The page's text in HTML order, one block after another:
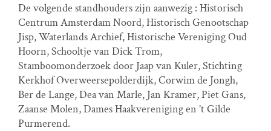
De volgende standhouders zijn aanwezig : Historisch
Centrum Amsterdam Noord, Historisch Genootschap
Jisp, Waterlands Archief, Historische Vereniging Oud
Hoorn, Schooltje van Dick Trom,
Stamboomonderzoek door Jaap van Kuler, Stichting
Kerkhof Overweersepolderdijk, Corwim de Jongh,
Ber de Lange, Dea van Marle, Jan Kramer, Piet Gans,
Zaanse Molen, Dames Haakvereniging en ’t Gilde
Purmerend.